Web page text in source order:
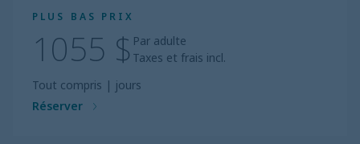
PLUS BAS PRIX
1055 $ Par adulte
Taxes et frais incl.
Tout compris | jours
Réserver